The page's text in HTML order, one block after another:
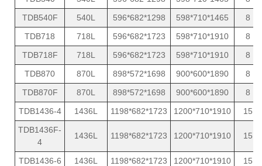
TDB540F
540L 596*682*1298 598*710*1465
8
TDB718
718L 596*682*1723 598*710*1910
8
TDB718F
718L 596*682*1723 598*710*1910
8
TDB870
870L 898*572*1698 900*600*1890
8
TDB870F
870L 898*572*1698 900*600*1890
8
TDB1436-4
1436L 1198*682*1723 1200*710*1910
15
TDB1436F-
4
1436L 1198*682*1723 1200*710*1910 15
TDB1436-6 1436L 1198*682*1723 1200*710*1910
15